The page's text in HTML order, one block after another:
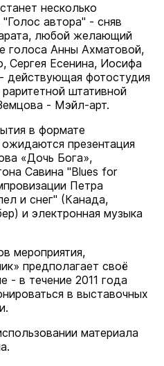
несколько
автора" - сняв
любой желающий
голоса Анны Ахматовой,
Сергея Есенина, Иосифа
действующая фотостудия
штативной
- Мэйл-арт.
в формате
презентация
«Дочь Бога»,
Савина "Blues for
Петра
и снег" (Канада,
и электронная музыка
мероприятия,
предполагает своё
- в течение 2011 года
в выставочных
материала